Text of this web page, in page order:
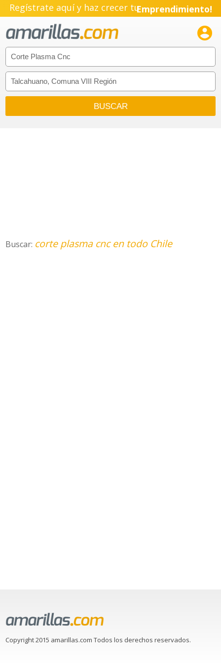
Regístrate aquí y haz crecer tuEmprendimiento!

Buscar: corte plasma cnc en todo Chile
Copyright 2015 amarillas.com Todos los derechos reservados.